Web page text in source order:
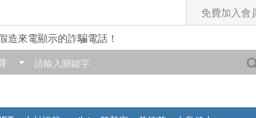
免費加入會
造來電顯示的詐騙電話！
市營業時間調整公告】